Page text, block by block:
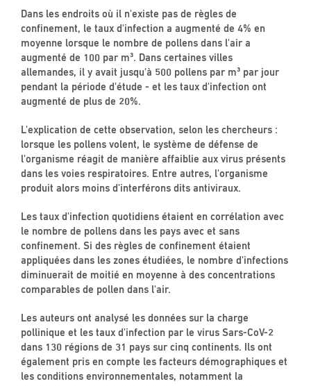
Dans les endroits où il n'existe pas de règles de
confinement, le taux d'infection a augmenté de 4% en
moyenne lorsque le nombre de pollens dans l'air a
augmenté de 100 par m³. Dans certaines villes
allemandes, il y avait jusqu'à 500 pollens par m³ par jour
pendant la période d'étude - et les taux d'infection ont
augmenté de plus de 20%.
L'explication de cette observation, selon les chercheurs :
lorsque les pollens volent, le système de défense de
l'organisme réagit de manière affaiblie aux virus présents
dans les voies respiratoires. Entre autres, l'organisme
produit alors moins d'interférons dits antiviraux.
Les taux d'infection quotidiens étaient en corrélation avec
le nombre de pollens dans les pays avec et sans
confinement. Si des règles de confinement étaient
appliquées dans les zones étudiées, le nombre d'infections
diminuerait de moitié en moyenne à des concentrations
comparables de pollen dans l'air.
Les auteurs ont analysé les données sur la charge
pollinique et les taux d'infection par le virus Sars-CoV-2
dans 130 régions de 31 pays sur cinq continents. Ils ont
également pris en compte les facteurs démographiques et
les conditions environnementales, notamment la